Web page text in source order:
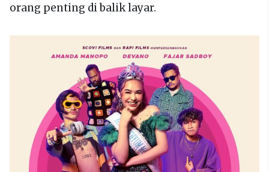
orang penting di balik layar.